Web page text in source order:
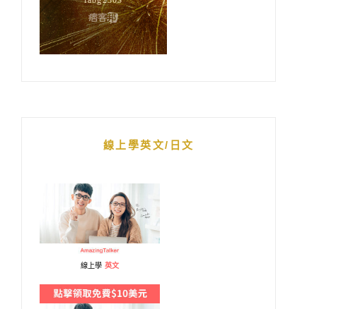
線上學英文/日文
線上學 英文